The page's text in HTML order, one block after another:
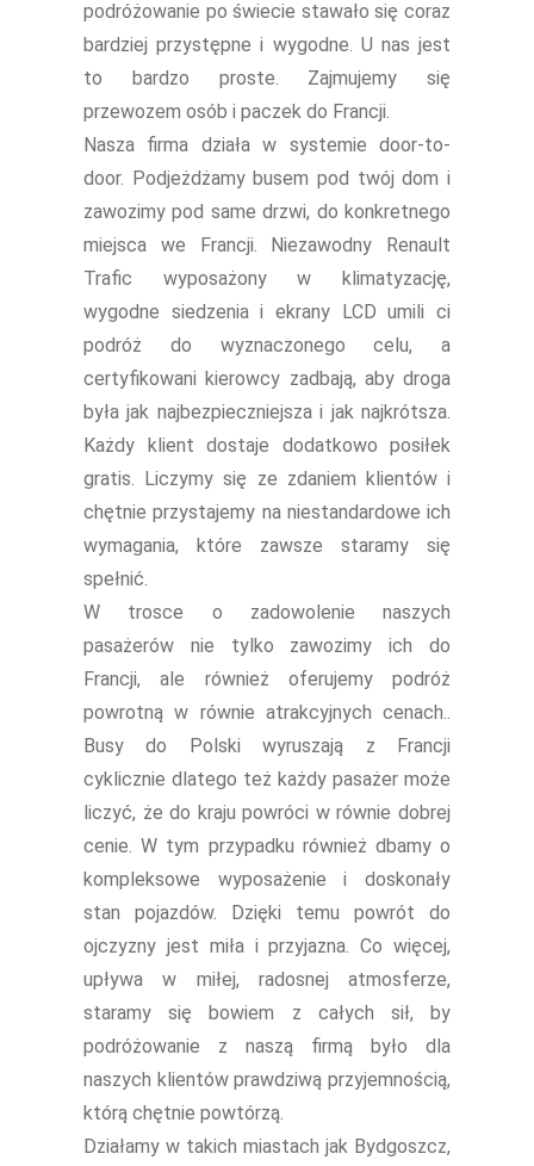
tani bus do Szczecina
Koszalina Bydgoszczy
Kołobrzegu Piły
Chojnic Tucholi
Więcborka Nakła nad
Gryfic Sępólna
Krajeńskiego
Człuchowa Szczecinka
Barwic Świdnicy
Trzcianki Złotowa
Czarnkowa Chodzieży
Wałcza z pod adresu
na adres tanio cena od
drzwi do drzwi
podróżowanie po świecie stawało się coraz
bardziej przystępne i wygodne. U nas jest
to bardzo proste. Zajmujemy się
przewozem osób i paczek do Francji.
Nasza firma działa w systemie door-to-
door. Podjeżdżamy busem pod twój dom i
zawozimy pod same drzwi, do konkretnego
miejsca we Francji. Niezawodny Renault
Trafic wyposażony w klimatyzację,
wygodne siedzenia i ekrany LCD umili ci
podróż do wyznaczonego celu, a
certyfikowani kierowcy zadbają, aby droga
była jak najbezpieczniejsza i jak najkrótsza.
Każdy klient dostaje dodatkowo posiłek
gratis. Liczymy się ze zdaniem klientów i
chętnie przystajemy na niestandardowe ich
wymagania, które zawsze staramy się
spełnić.
W trosce o zadowolenie naszych
pasażerów nie tylko zawozimy ich do
Francji, ale również oferujemy podróż
powrotną w równie atrakcyjnych cenach..
Busy do Polski wyruszają z Francji
cyklicznie dlatego też każdy pasażer może
liczyć, że do kraju powróci w równie dobrej
cenie. W tym przypadku również dbamy o
kompleksowe wyposażenie i doskonały
stan pojazdów. Dzięki temu powrót do
ojczyzny jest miła i przyjazna. Co więcej,
upływa w miłej, radosnej atmosferze,
staramy się bowiem z całych sił, by
podróżowanie z naszą firmą było dla
naszych klientów prawdziwą przyjemnością,
którą chętnie powtórzą.
Działamy w takich miastach jak Bydgoszcz,